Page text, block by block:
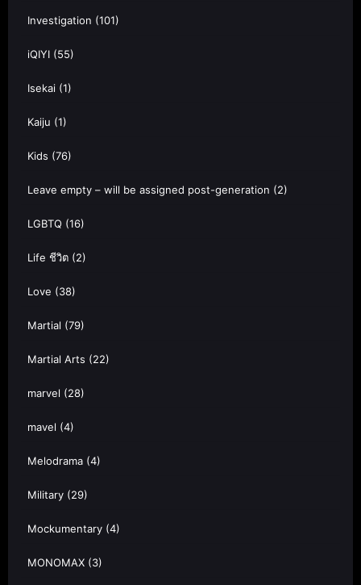
Investigation (101)
iQIYI (55)
Isekai (1)
Kaiju (1)
Kids (76)
Leave empty – will be assigned post-generation (2)
LGBTQ (16)
Life ชีวิต (2)
Love (38)
Martial (79)
Martial Arts (22)
marvel (28)
mavel (4)
Melodrama (4)
Military (29)
Mockumentary (4)
MONOMAX (3)